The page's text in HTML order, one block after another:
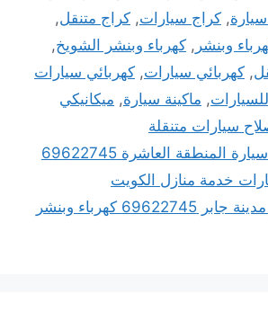
, كراج سيارات, كراج متنقل,
وبنشر , كهرباء وبنشر الشويخ,
, كهربائي سيارات, كهربائي سيارات
, ماكينة سيارة, ميكانيكي
سيارات متنقلة
تبديل بطارية سيارة المنطقة العاشرة 69622745
خدمة منازل الكويت
كهرباء وبنشر مدينة جابر 69622745 كهرباء وبنشر